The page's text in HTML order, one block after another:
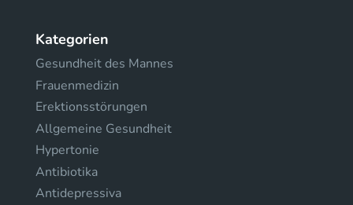
Kategorien
Gesundheit des Mannes
Frauenmedizin
Erektionsstörungen
Allgemeine Gesundheit
Hypertonie
Antibiotika
Antidepressiva